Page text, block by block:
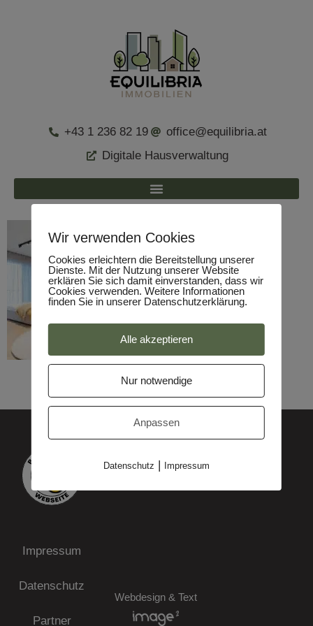
+43 1 236 82 19
office@equilibria.at
Digitale Hausverwaltung
Impressum
Datenschutz
Partner
Webdesign & Text
Wir verwenden Cookies
Cookies erleichtern die Bereitstellung unserer
Dienste. Mit der Nutzung unserer Website
erklären Sie sich damit einverstanden, dass wir
Cookies verwenden. Weitere Informationen
finden Sie in unserer Datenschutzerklärung.
Alle akzeptieren
Nur notwendige
Anpassen
Datenschutz | Impressum